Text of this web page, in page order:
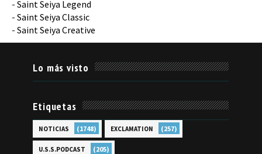
- Saint Seiya Legend
- Saint Seiya Classic
- Saint Seiya Creative
Lo más visto
Etiquetas
NOTICIAS (1748) EXCLAMATION (257)
U.S.S.PODCAST (205)